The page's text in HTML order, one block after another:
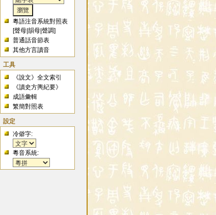
粵語注音系統對照表
[聲母 |韻母 |聲調]
普通話音節表
其他方言讀音
工具
《說文》全文索引
《讀史方輿紀要》
成語彙輯
繁簡對照表
設定
冷僻字:
粵音系統: